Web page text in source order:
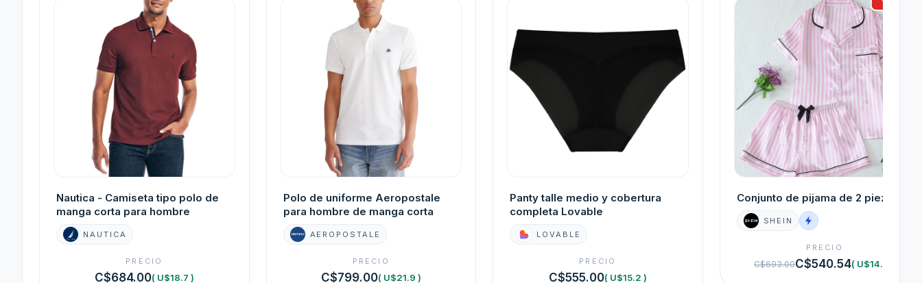
Nautica - Camiseta tipo polo de
manga corta para hombre
NAUTICA
PRECIO
C$684.00( U$18.7 )
Polo de uniforme Aeropostale
para hombre de manga corta
AEROPOSTALE
PRECIO
C$799.00( U$21.9 )
Panty talle medio y cobertura
completa Lovable
LOVABLE
PRECIO
C$555.00( U$15.2 )
Conjunto de pijama de 2 piezas
SHEIN
PRECIO
C$693.00C$540.54( U$14.8 )